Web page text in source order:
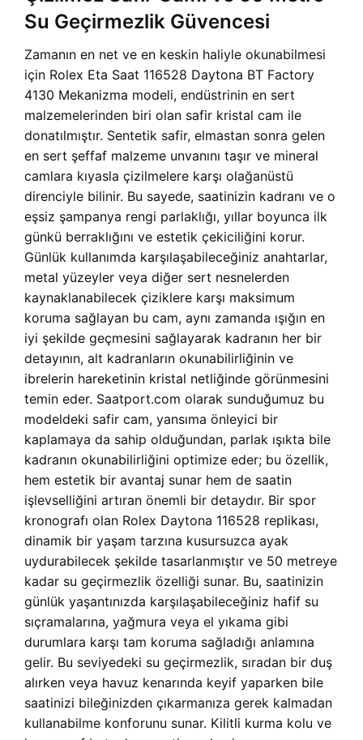
Su Geçirmezlik Güvencesi
Zamanın en net ve en keskin haliyle okunabilmesi
için Rolex Eta Saat 116528 Daytona BT Factory
4130 Mekanizma modeli, endüstrinin en sert
malzemelerinden biri olan safir kristal cam ile
donatılmıştır. Sentetik safir, elmastan sonra gelen
en sert şeffaf malzeme unvanını taşır ve mineral
camlara kıyasla çizilmelere karşı olağanüstü
direnciyle bilinir. Bu sayede, saatinizin kadranı ve o
eşsiz şampanya rengi parlaklığı, yıllar boyunca ilk
günkü berraklığını ve estetik çekiciliğini korur.
Günlük kullanımda karşılaşabileceğiniz anahtarlar,
metal yüzeyler veya diğer sert nesnelerden
kaynaklanabilecek çiziklere karşı maksimum
koruma sağlayan bu cam, aynı zamanda ışığın en
iyi şekilde geçmesini sağlayarak kadranın her bir
detayının, alt kadranların okunabilirliğinin ve
ibrelerin hareketinin kristal netliğinde görünmesini
temin eder. Saatport.com olarak sunduğumuz bu
modeldeki safir cam, yansıma önleyici bir
kaplamaya da sahip olduğundan, parlak ışıkta bile
kadranın okunabilirliğini optimize eder; bu özellik,
hem estetik bir avantaj sunar hem de saatin
işlevselliğini artıran önemli bir detaydır. Bir spor
kronografı olan Rolex Daytona 116528 replikası,
dinamik bir yaşam tarzına kusursuzca ayak
uydurabilecek şekilde tasarlanmıştır ve 50 metreye
kadar su geçirmezlik özelliği sunar. Bu, saatinizin
günlük yaşantınızda karşılaşabileceğiniz hafif su
sıçramalarına, yağmura veya el yıkama gibi
durumlara karşı tam koruma sağladığı anlamına
gelir. Bu seviyedeki su geçirmezlik, sıradan bir duş
alırken veya havuz kenarında keyif yaparken bile
saatinizi bileğinizden çıkarmanıza gerek kalmadan
kullanabilme konforunu sunar. Kilitli kurma kolu ve